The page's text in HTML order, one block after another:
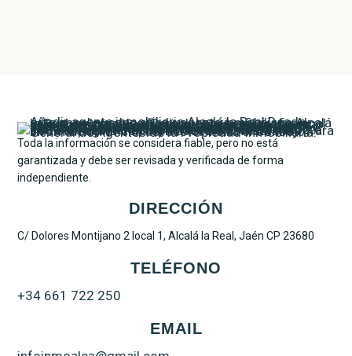
Toda la información se considera fiable, pero no está
garantizada y debe ser revisada y verificada de forma
independiente.
DIRECCIÓN
C/ Dolores Montijano 2 local 1, Alcalá la Real, Jaén CP 23680
TELÉFONO
+34 661 722 250
EMAIL